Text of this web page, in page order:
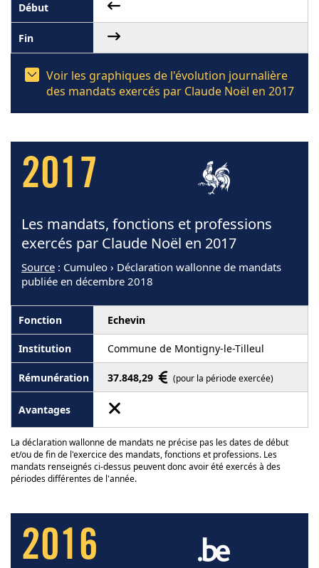
Voir les graphiques de l'évolution journalière
des mandats exercés par Claude Noël en 2017
2017
Les mandats, fonctions et professions
exercés par Claude Noël en 2017
Source : Cumuleo › Déclaration wallonne de mandats
publiée en décembre 2018
Echevin
Commune de Montigny-le-Tilleul
37.848,29 (pour la période exercée)
La déclaration wallonne de mandats ne précise pas les dates de début
et/ou de fin de l'exercice des mandats, fonctions et professions. Les
mandats renseignés ci-dessus peuvent donc avoir été exercés à des
périodes différentes de l'année.
2016